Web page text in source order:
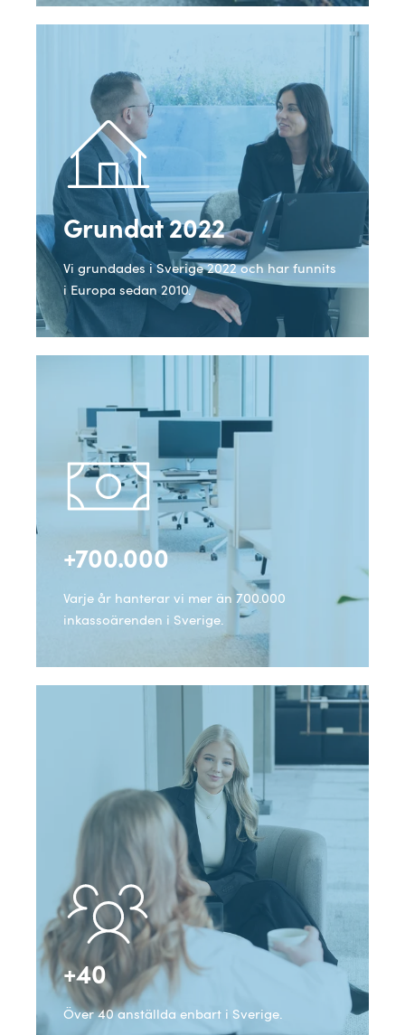
Grundat 2022
Vi grundades i Sverige 2022 och har funnits
i Europa sedan 2010.
+700.000
Varje år hanterar vi mer än 700.000
inkassoärenden i Sverige.
+40
Över 40 anställda enbart i Sverige.